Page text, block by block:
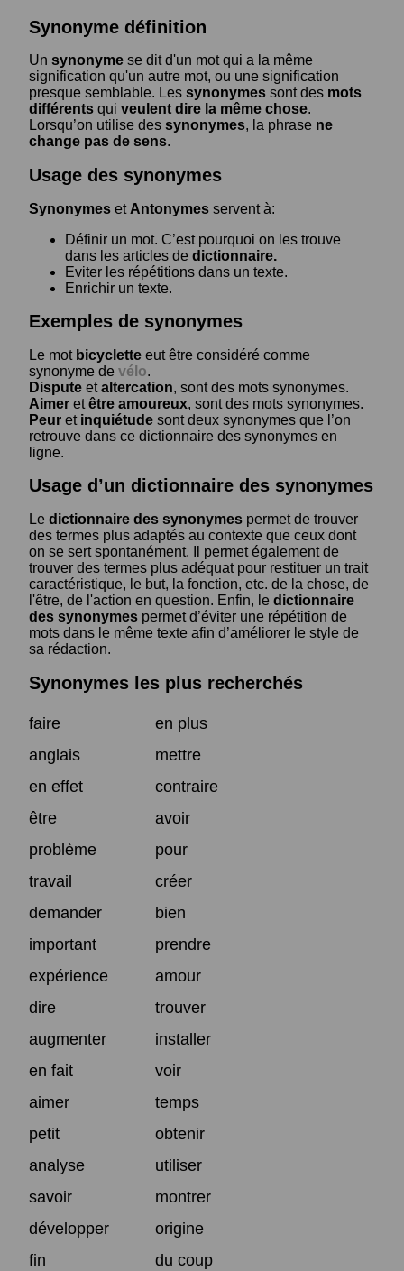
Synonyme définition
Un synonyme se dit d'un mot qui a la même
signification qu'un autre mot, ou une signification
presque semblable. Les synonymes sont des mots
différents qui veulent dire la même chose.
Lorsqu’on utilise des synonymes, la phrase ne
change pas de sens.
Usage des synonymes
Synonymes et Antonymes servent à:
Définir un mot. C’est pourquoi on les trouve
dans les articles de dictionnaire.
Eviter les répétitions dans un texte.
Enrichir un texte.
Exemples de synonymes
Le mot bicyclette eut être considéré comme
synonyme de vélo.
Dispute etaltercation, sont des mots synonymes.
Aimer etêtre amoureux, sont des mots synonymes.
Peur et inquiétude sont deux synonymes que l’on
retrouve dans ce dictionnaire des synonymes en
ligne.
Usage d’un dictionnaire des synonymes
Le dictionnaire des synonymes permet de trouver
des termes plus adaptés au contexte que ceux dont
on se sert spontanément. Il permet également de
trouver des termes plus adéquat pour restituer un trait
caractéristique, le but, la fonction, etc. de la chose, de
l'être, de l'action en question. Enfin, le dictionnaire
des synonymes permet d’éviter une répétition de
mots dans le même texte afin d’améliorer le style de
sa rédaction.
Synonymes les plus recherchés
faire
en plus
anglais
mettre
en effet
contraire
être
avoir
problème
pour
travail
créer
demander
bien
important
prendre
expérience
amour
dire
trouver
augmenter
installer
en fait
voir
aimer
temps
petit
obtenir
analyse
utiliser
savoir
montrer
développer
origine
fin
du coup